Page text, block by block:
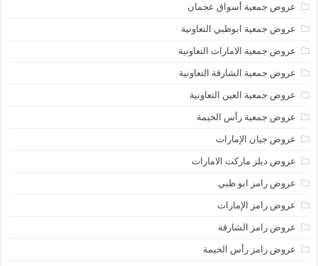
عروض جمعية أسواق عجمان
عروض جمعية ابوظبي التعاونية
عروض جمعية الامارات التعاونية
عروض جمعية الشارقة التعاونية
عروض جمعية العين التعاونية
عروض جمعية رأس الخيمة
عروض جيان الإمارات
عروض ديلز ماركت الامارات
عروض رامز ابو ظبي
عروض رامز الإمارات
عروض رامز الشارقة
عروض رامز رأس الخيمة